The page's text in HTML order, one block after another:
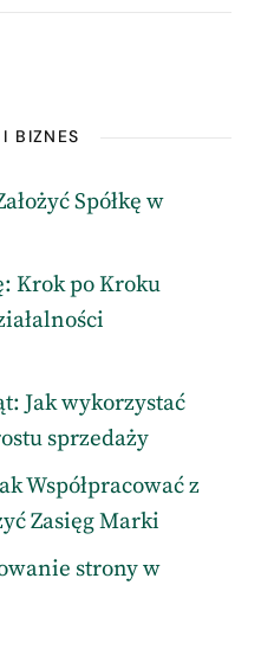
BIZNES
Spółkę w
Krok po Kroku
Jak wykorzystać
sprzedaży
Współpracować z
Zasięg Marki
strony w